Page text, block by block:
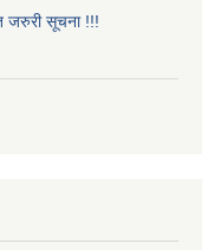
जरुरी सूचना !!!